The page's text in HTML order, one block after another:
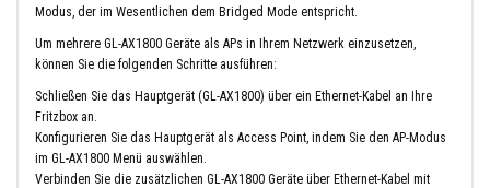
Modus, der im Wesentlichen dem Bridged Mode entspricht.
Um mehrere GL-AX1800 Geräte als APs in Ihrem Netzwerk einzusetzen,
können Sie die folgenden Schritte ausführen:
Schließen Sie das Hauptgerät (GL-AX1800) über ein Ethernet-Kabel an Ihre
Fritzbox an.
Konfigurieren Sie das Hauptgerät als Access Point, indem Sie den AP-Modus
im GL-AX1800 Menü auswählen.
Verbinden Sie die zusätzlichen GL-AX1800 Geräte über Ethernet-Kabel mit